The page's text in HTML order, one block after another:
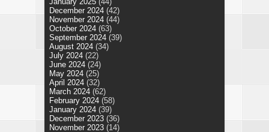
December 2024 (42)
November 2024 (44)
October 2024 (63)
September 2024 (39)
August 2024 (34)
July 2024 (22)
June 2024 (24)
May 2024 (25)
April 2024 (32)
March 2024 (62)
February 2024 (58)
January 2024 (39)
December 2023 (36)
November 2023 (14)